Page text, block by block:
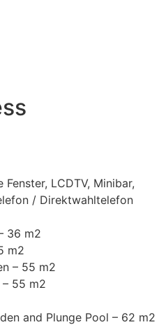
LCDTV, Minibar,
/ Direktwahltelefon
36 m2
m2
– 55 m2
55 m2
and Plunge Pool – 62 m2